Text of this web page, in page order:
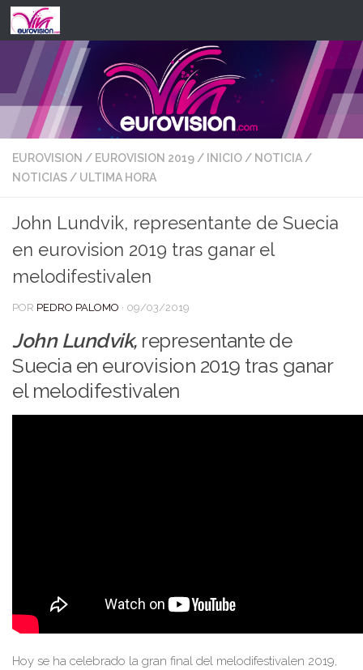
Saltar al contenido
EUROVISION / EUROVISION 2019/ INICIO/ NOTICIA/
NOTICIAS/ ULTIMA HORA
John Lundvik, representante de Suecia
en eurovision 2019 tras ganar el
melodifestivalen
POR PEDRO PALOMO · 09/03/2019
John Lundvik, representante de
Suecia en eurovision 2019 tras ganar
el melodifestivalen
Hoy se ha celebrado la gran final del melodifestivalen 2019,